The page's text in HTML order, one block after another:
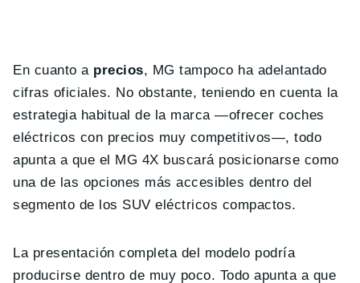
En cuanto a precios, MG tampoco ha adelantado
cifras oficiales. No obstante, teniendo en cuenta la
estrategia habitual de la marca —ofrecer coches
eléctricos con precios muy competitivos—, todo
apunta a que el MG 4X buscará posicionarse como
una de las opciones más accesibles dentro del
segmento de los SUV eléctricos compactos.
La presentación completa del modelo podría
producirse dentro de muy poco. Todo apunta a que